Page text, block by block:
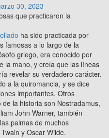
30, 2023
ha sido practicada por
famosas a lo largo de la
griego, era conocido por
la mano, y creía que las líneas
revelar su verdadero carácter.
a la quiromancia, y se dice
importantes. Otros
la historia son Nostradamus,
John Warner, también
palmas de muchos
y Oscar Wilde.